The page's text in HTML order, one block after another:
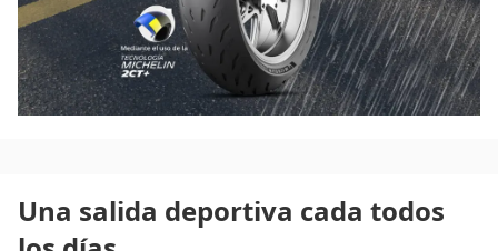
Una salida deportiva cada todos